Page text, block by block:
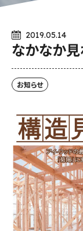
2019.05.14
なかなか見
お知らせ